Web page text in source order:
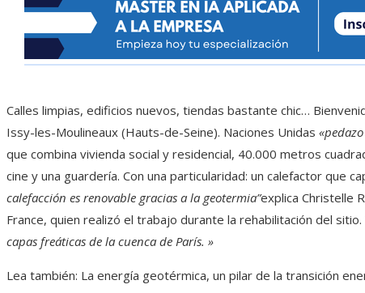
Calles limpias, edificios nuevos, tiendas bastante chic…
Issy-les-Moulineaux (Hauts-de-Seine). Naciones Unidas
que combina vivienda social y residencial, 40.000 metros
cine y una guardería. Con una particularidad: un calefactor que
calefacción es renovable gracias a la geotermia”explica Christelle
France, quien realizó el trabajo durante la rehabilitación del sitio.
capas freáticas de la cuenca de París. »
Lea también: La energía geotérmica, un pilar de la transición